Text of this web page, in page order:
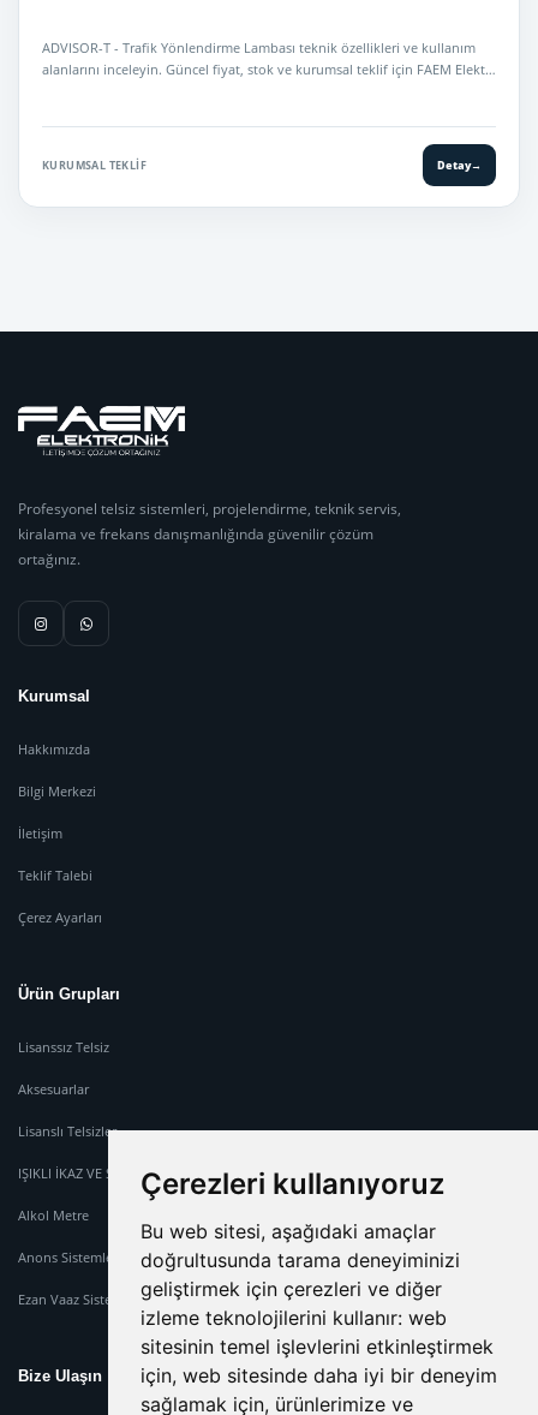
Çerezleri kullanıyoruz
Bu web sitesi, aşağıdaki amaçlar
doğrultusunda tarama deneyiminizi
geliştirmek için çerezleri ve diğer
izleme teknolojilerini kullanır: web
sitesinin temel işlevlerini etkinleştirmek
için, web sitesinde daha iyi bir deneyim
sağlamak için, ürünlerimize ve
ADVISOR-T - Trafik Yönlendirme Lambası teknik özellikleri ve kullanım
alanlarını inceleyin. Güncel fiyat, stok ve kurumsal teklif için FAEM Elekt…
KURUMSAL TEKLIF Detay→
Profesyonel telsiz sistemleri, projelendirme, teknik servis,
kiralama ve frekans danışmanlığında güvenilir çözüm
ortağınız.
Kurumsal
Hakkımızda
Bilgi Merkezi
İletişim
Teklif Talebi
Çerez Ayarları
Ürün Grupları
Lisanssız Telsiz
Aksesuarlar
Lisanslı Telsizler
IŞIKLI İKAZ VE SİREN SİSTEMİ
Alkol Metre
Anons Sistemleri
Ezan Vaaz Sistemleri
Bize Ulaşın